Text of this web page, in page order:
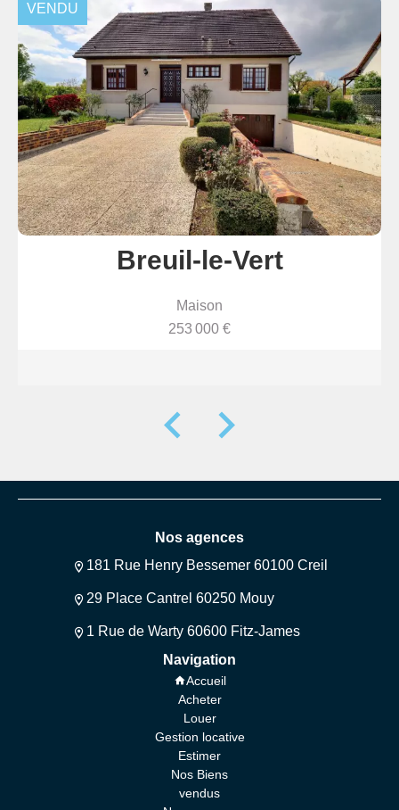
Breuil-le-Vert
Maison
253 000 €
VENDU
Nos agences
181 Rue Henry Bessemer 60100 Creil
29 Place Cantrel 60250 Mouy
1 Rue de Warty 60600 Fitz-James
Navigation
Accueil
Acheter
Louer
Gestion locative
Estimer
Nos Biens
vendus